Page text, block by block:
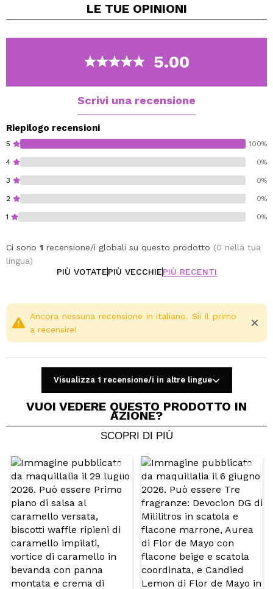
Senza crudeltà.
LE TUE OPINIONI
5.00
Scrivi una recensione
Riepilogo recensioni
5 100%
4 0%
3 0%
2 0%
1 0%
Ci sono 1 recensione/i globali su questo prodotto (0 nella tua
lingua)
PIÙ VOTATEPIÙ VECCHIEPIÙ RECENTI
Condividi un video o una foto
Il tuo video potrebbe essere il primo. Immaginalo...
Consiglieresti questo acquisto? Si No
5/5
INVIA
Ancora nessuna recensione in italiano. Sii il primo
a recensire!
Visualizza 1 recensione/i in altre lingue
VUOI VEDERE QUESTO PRODOTTO IN
AZIONE?
SCOPRI DI PIÙ